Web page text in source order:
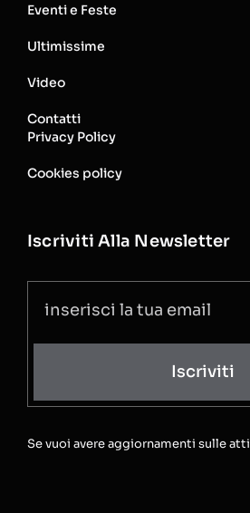
Eventi e Feste
Ultimissime
Video
Contatti
Privacy Policy
Cookies policy
Iscriviti Alla Newsletter
Iscriviti
Se vuoi avere aggiornamenti sulle